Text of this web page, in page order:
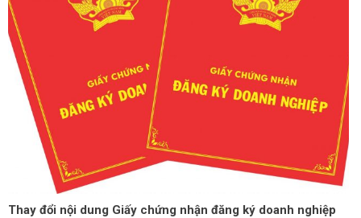
Thay đổi nội dung Giấy chứng nhận đăng ký doanh nghiệp